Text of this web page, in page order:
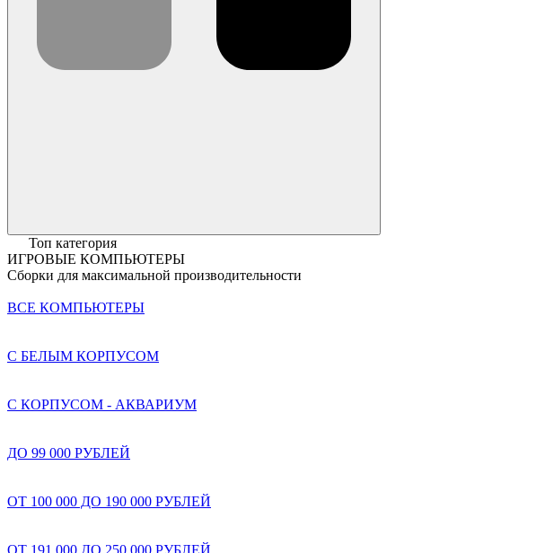
Топ категория
ИГРОВЫЕ КОМПЬЮТЕРЫ
Сборки для максимальной производительности
ВСЕ КОМПЬЮТЕРЫ
С БЕЛЫМ КОРПУСОМ
С КОРПУСОМ - АКВАРИУМ
ДО 99 000 РУБЛЕЙ
ОТ 100 000 ДО 190 000 РУБЛЕЙ
ОТ 191 000 ДО 250 000 РУБЛЕЙ